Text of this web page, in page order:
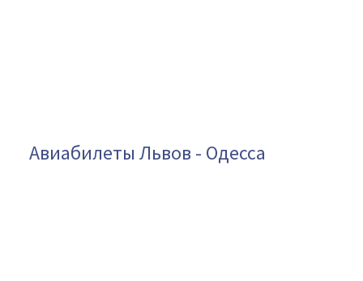
Авиабилеты Львов - Одесса